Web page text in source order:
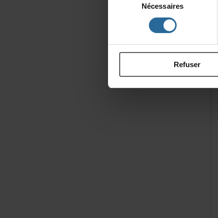
consentement
Nécessaires
Refuser